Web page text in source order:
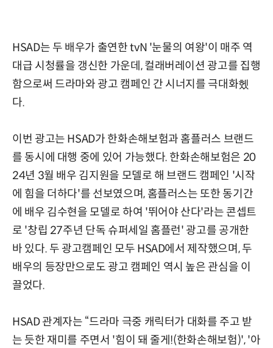
HSAD는 두 배우가 출연한 tvN '눈물의 여왕'이 매주 역
대급 시청률을 갱신한 가운데, 컬래버레이션 광고를 집행
함으로써 드라마와 광고 캠페인 간 시너지를 극대화헸
다.
이번 광고는 HSAD가 한화손해보험과 홈플러스 브랜드
를 동시에 대행 중에 있어 가능했다. 한화손해보험은 20
24년 3월 배우 김지원을 모델로 해 브랜드 캠페인 '시작
에 힘을 더하다'를 선보였으며, 홈플러스는 또한 동기간
에 배우 김수현을 모델로 하여 '뛰어야 산다'라는 콘셉트
로 '창립 27주년 단독 슈퍼세일 홈플런' 광고를 공개한
바 있다. 두 광고캠페인 모두 HSAD에서 제작했으며, 두
배우의 등장만으로도 광고 캠페인 역시 높은 관심을 이
끌었다.
HSAD 관계자는 “드라마 극중 캐릭터가 대화를 주고 받
는 듯한 재미를 주면서 '힘이 돼 줄게!(한화손해보험)', '아